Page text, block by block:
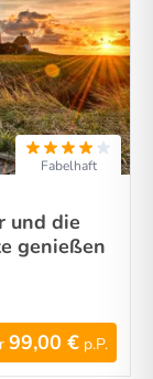
Fabelhaft
und die
genießen
99,00 € p.P.